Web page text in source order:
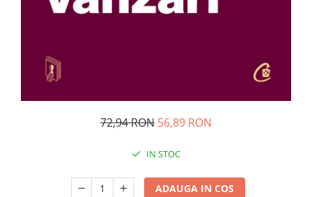
Carti pentru copii
Activitati si jocuri pentru copii
Atlase, dictionare si enciclopedii
72,94 RON 56,89 RON
IN STOC
ADAUGA IN COS